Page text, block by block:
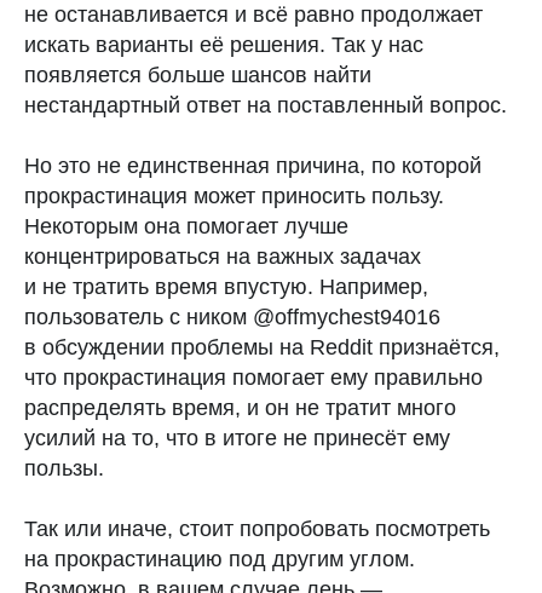
не останавливается и всё равно продолжает
искать варианты её решения. Так у нас
появляется больше шансов найти
нестандартный ответ на поставленный вопрос.
Но это не единственная причина, по которой
прокрастинация может приносить пользу.
Некоторым она помогает лучше
концентрироваться на важных задачах
и не тратить время впустую. Например,
пользователь с ником @offmychest94016
в обсуждении проблемы на Reddit признаётся,
что прокрастинация помогает ему правильно
распределять время, и он не тратит много
усилий на то, что в итоге не принесёт ему
пользы.
Так или иначе, стоит попробовать посмотреть
на прокрастинацию под другим углом.